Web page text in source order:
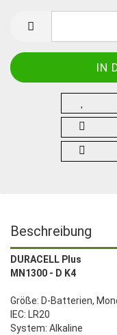
Beschreibung
DURACELL Plus
MN1300 - D K4
Größe: D-Batterien,
IEC: LR20
System: Alkaline